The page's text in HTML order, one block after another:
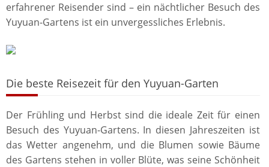
erfahrener Reisender sind – ein nächtlicher Besuch des
Yuyuan-Gartens ist ein unvergessliches Erlebnis.
Die beste Reisezeit für den Yuyuan-Garten
Der Frühling und Herbst sind die ideale Zeit für einen
Besuch des Yuyuan-Gartens. In diesen Jahreszeiten ist
das Wetter angenehm, und die Blumen sowie Bäume
des Gartens stehen in voller Blüte, was seine Schönheit